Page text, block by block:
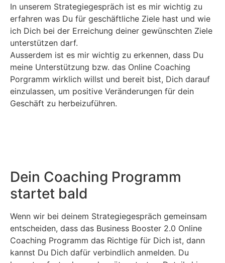
In unserem Strategiegespräch ist es mir wichtig zu
erfahren was Du für geschäftliche Ziele hast und wie
ich Dich bei der Erreichung deiner gewünschten Ziele
unterstützen darf.
Ausserdem ist es mir wichtig zu erkennen, dass Du
meine Unterstützung bzw. das Online Coaching
Porgramm wirklich willst und bereit bist, Dich darauf
einzulassen, um positive Veränderungen für dein
Geschäft zu herbeizuführen.
Dein Coaching Programm
startet bald
Wenn wir bei deinem Strategiegespräch gemeinsam
entscheiden, dass das Business Booster 2.0 Online
Coaching Programm das Richtige für Dich ist, dann
kannst Du Dich dafür verbindlich anmelden. Du